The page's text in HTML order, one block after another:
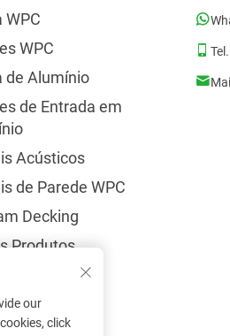
WPC
WPC
de Alumínio
de Entrada em
Acústicos
de Parede WPC
Decking
Produtos
our
click